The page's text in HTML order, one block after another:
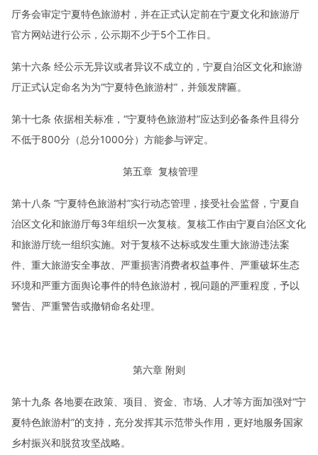
厅务会审定宁夏特色旅游村，并在正式认定前在宁夏文化和旅游厅
官方网站进行公示，公示期不少于5个工作日。
第十六条 经公示无异议或者异议不成立的，宁夏自治区文化和旅游
厅正式认定命名为为“宁夏特色旅游村”，并颁发牌匾。
第十七条 依据相关标准，“宁夏特色旅游村”应达到必备条件且得分
不低于800分（总分1000分）方能参与评定。
第五章 复核管理
第十八条 “宁夏特色旅游村”实行动态管理，接受社会监督，宁夏自
治区文化和旅游厅每3年组织一次复核。复核工作由宁夏自治区文化
和旅游厅统一组织实施。对于复核不达标或发生重大旅游违法案
件、重大旅游安全事故、严重损害消费者权益事件、严重破坏生态
环境和严重方面舆论事件的特色旅游村，视问题的严重程度，予以
警告、严重警告或撤销命名处理。
第六章 附则
第十九条 各地要在政策、项目、资金、市场、人才等方面加强对“宁
夏特色旅游村”的支持，充分发挥其示范带头作用，更好地服务国家
乡村振兴和脱贫攻坚战略。